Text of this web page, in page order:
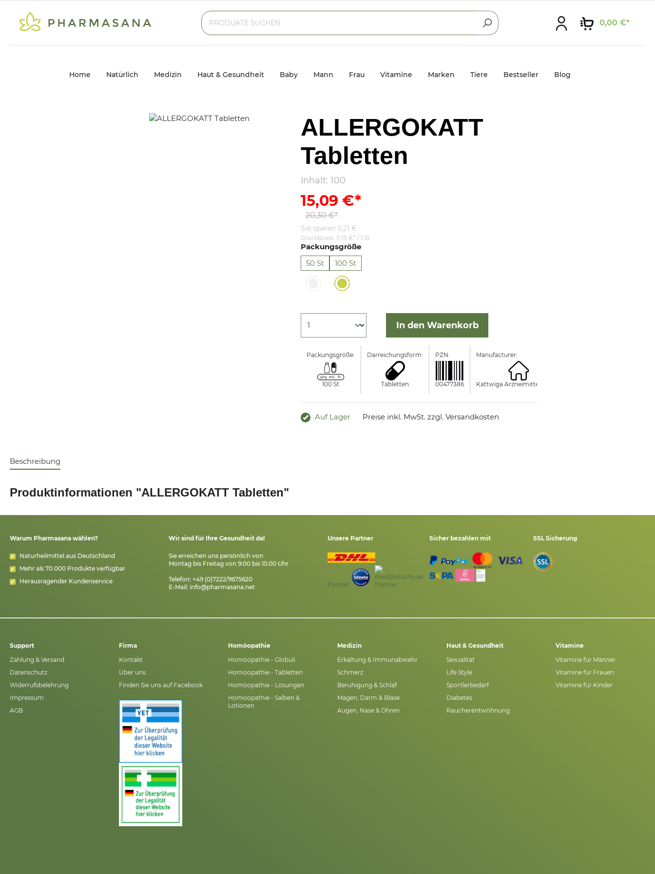
0,00 €*
Home Natürlich Medizin Haut & Gesundheit Baby Mann Frau Vitamine Marken Tiere Bestseller Blog
ALLERGOKATT
Tabletten
Inhalt: 100
15,09 €*
20,30 €*
Sie sparen 5,21 €
Grundpreis: 0,15 €* / 1 St
Packungsgröße
50 St
100 St
In den Warenkorb
Packungsgröße:
100 St
Darreichungsform:
Tabletten
PZN:
00477386
Manufacturer:
Kattwiga Arzneimittel GmbH
Auf Lager Preise inkl. MwSt. zzgl. Versandkosten
Beschreibung
Produktinformationen "ALLERGOKATT Tabletten"
Warum Pharmasana wählen?
Naturheilmittel aus Deutschland
Mehr als 70.000 Produkte verfügbar
Herausragender Kundenservice
Wir sind für Ihre Gesundheit da!
Sie erreichen uns persönlich von
Montag bis Freitag von 9:00 bis 15:00 Uhr
Telefon: +49 (0)7222/9675620
E-Mail: info@pharmasana.net
Unsere Partner
Partner
Sicher bezahlen mit SSL Sicherung
Support
Zahlung & Versand
Datenschutz
Widerrufsbelehrung
Impressum
AGB
Firma
Kontakt
Über uns
Finden Sie uns auf Facebook
Homöopathie
Homöopathie - Globuli
Homöopathie - Tabletten
Homöopathie - Lösungen
Homöopathie - Salben &
Lotionen
Medizin
Erkältung & Immunabwehr
Schmerz
Beruhigung & Schlaf
Magen, Darm & Blase
Augen, Nase & Ohren
Haut & Gesundheit
Sexualität
Life Style
Sportlerbedarf
Diabetes
Raucherentwöhnung
Vitamine
Vitamine für Männer
Vitamine für Frauen
Vitamine für Kinder